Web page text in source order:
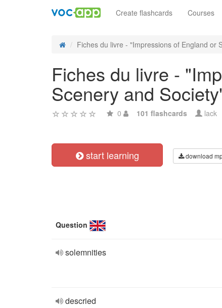
Create flashcards Courses
Fiches du livre - "Impressions of England or
Fiches du livre -
Scenery and
0 101 flashcards lack
start learning download
Question
solemnities
descried